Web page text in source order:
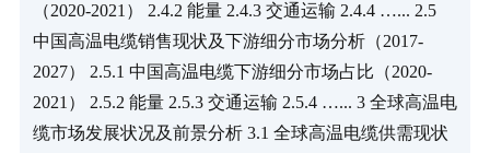
（2020-2021） 2.4.2 能量 2.4.3 交通运输 2.4.4 …... 2.5
中国高温电缆销售现状及下游细分市场分析（2017-
2027） 2.5.1 中国高温电缆下游细分市场占比（2020-
2021） 2.5.2 能量 2.5.3 交通运输 2.5.4 …... 3 全球高温电
缆市场发展状况及前景分析 3.1 全球高温电缆供需现状